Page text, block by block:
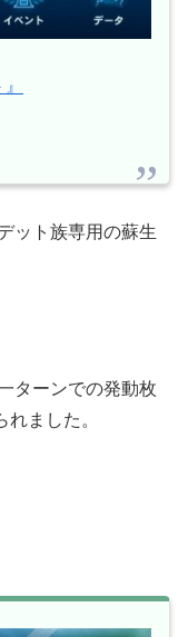
ット族専用の蘇生
ターンでの発動枚
ました。